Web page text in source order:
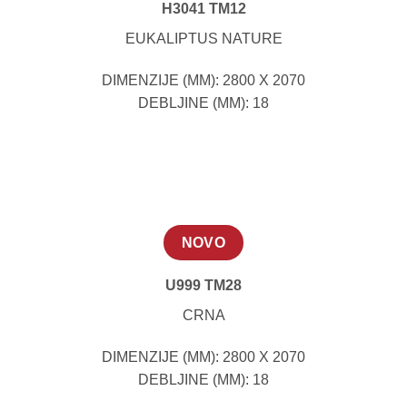
H3041 TM12
EUKALIPTUS NATURE
DIMENZIJE (MM): 2800 X 2070
DEBLJINE (MM): 18
NOVO
U999 TM28
CRNA
DIMENZIJE (MM): 2800 X 2070
DEBLJINE (MM): 18